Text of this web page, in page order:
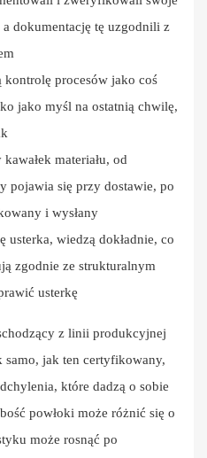
dokumentację tę uzgodnili z
kontrolę procesów jako coś
jako myśl na ostatnią chwilę,
materiału, od
pojawia się przy dostawie, po
i wysłany
usterka, wiedzą dokładnie, co
zgodnie ze strukturalnym
usterkę
z linii produkcyjnej
samo, jak ten certyfikowany,
które dadzą o sobie
powłoki może różnić się o
może rosnąć po